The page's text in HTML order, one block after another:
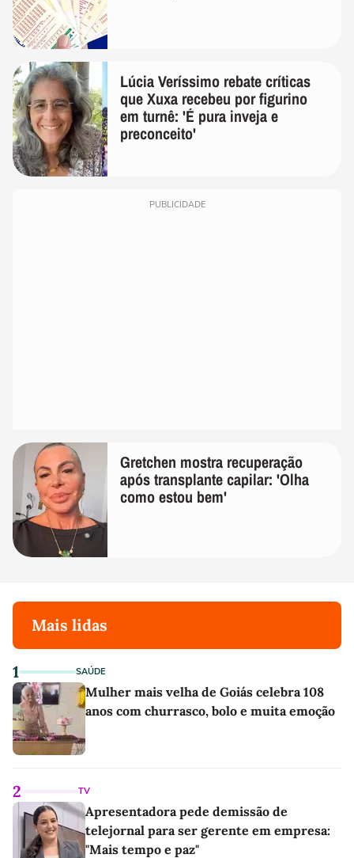
Lúcia Veríssimo rebate críticas
que Xuxa recebeu por figurino
em turnê: 'É pura inveja e
preconceito'
PUBLICIDADE
Gretchen mostra recuperação
após transplante capilar: 'Olha
como estou bem'
Mais lidas
1 SAÚDE
Mulher mais velha de Goiás celebra 108
anos com churrasco, bolo e muita emoção
2 TV
Apresentadora pede demissão de
telejornal para ser gerente em empresa:
"Mais tempo e paz"